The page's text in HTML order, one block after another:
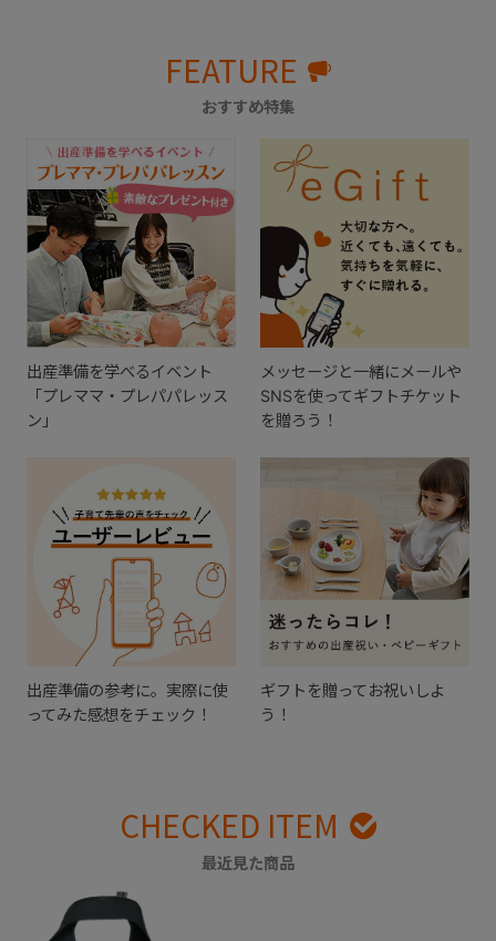
FEATURE
おすすめ特集
出産準備を学べるイベント
「プレママ・プレパパレッス
ン」
メッセージと一緒にメールや
SNSを使ってギフトチケット
を贈ろう！
出産準備の参考に。実際に使
ってみた感想をチェック！
ギフトを贈ってお祝いしよ
う！
CHECKED ITEM
最近見た商品